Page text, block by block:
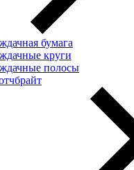
бумага
круги
полосы